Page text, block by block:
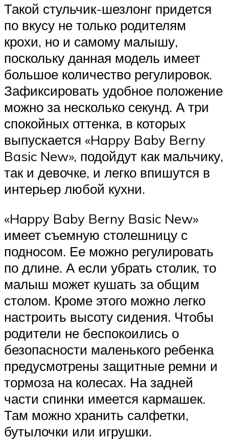
Такой стульчик-шезлонг придется
по вкусу не только родителям
крохи, но и самому малышу,
поскольку данная модель имеет
большое количество регулировок.
Зафиксировать удобное положение
можно за несколько секунд. А три
спокойных оттенка, в которых
выпускается «Happy Baby Berny
Basic New», подойдут как мальчику,
так и девочке, и легко впишутся в
интерьер любой кухни.
«Happy Baby Berny Basic New»
имеет съемную столешницу с
подносом. Ее можно регулировать
по длине. А если убрать столик, то
малыш может кушать за общим
столом. Кроме этого можно легко
настроить высоту сидения. Чтобы
родители не беспокоились о
безопасности маленького ребенка
предусмотрены защитные ремни и
тормоза на колесах. На задней
части спинки имеется кармашек.
Там можно хранить салфетки,
бутылочки или игрушки.